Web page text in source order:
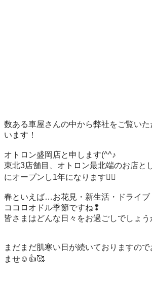
数ある車屋さんの中から弊社をご覧い
います！
オトロン盛岡店と申します(^^♪
東北3店舗目、オトロン最北端のお店と
にオープンし1年になります❤️‍🔥
春といえば…お花見・新生活・ドライブ
ココロオドル季節ですね❢
皆さまはどんな日々をお過ごしでしょう
まだまだ肌寒い日が続いておりますの
ませ☺👍🥰